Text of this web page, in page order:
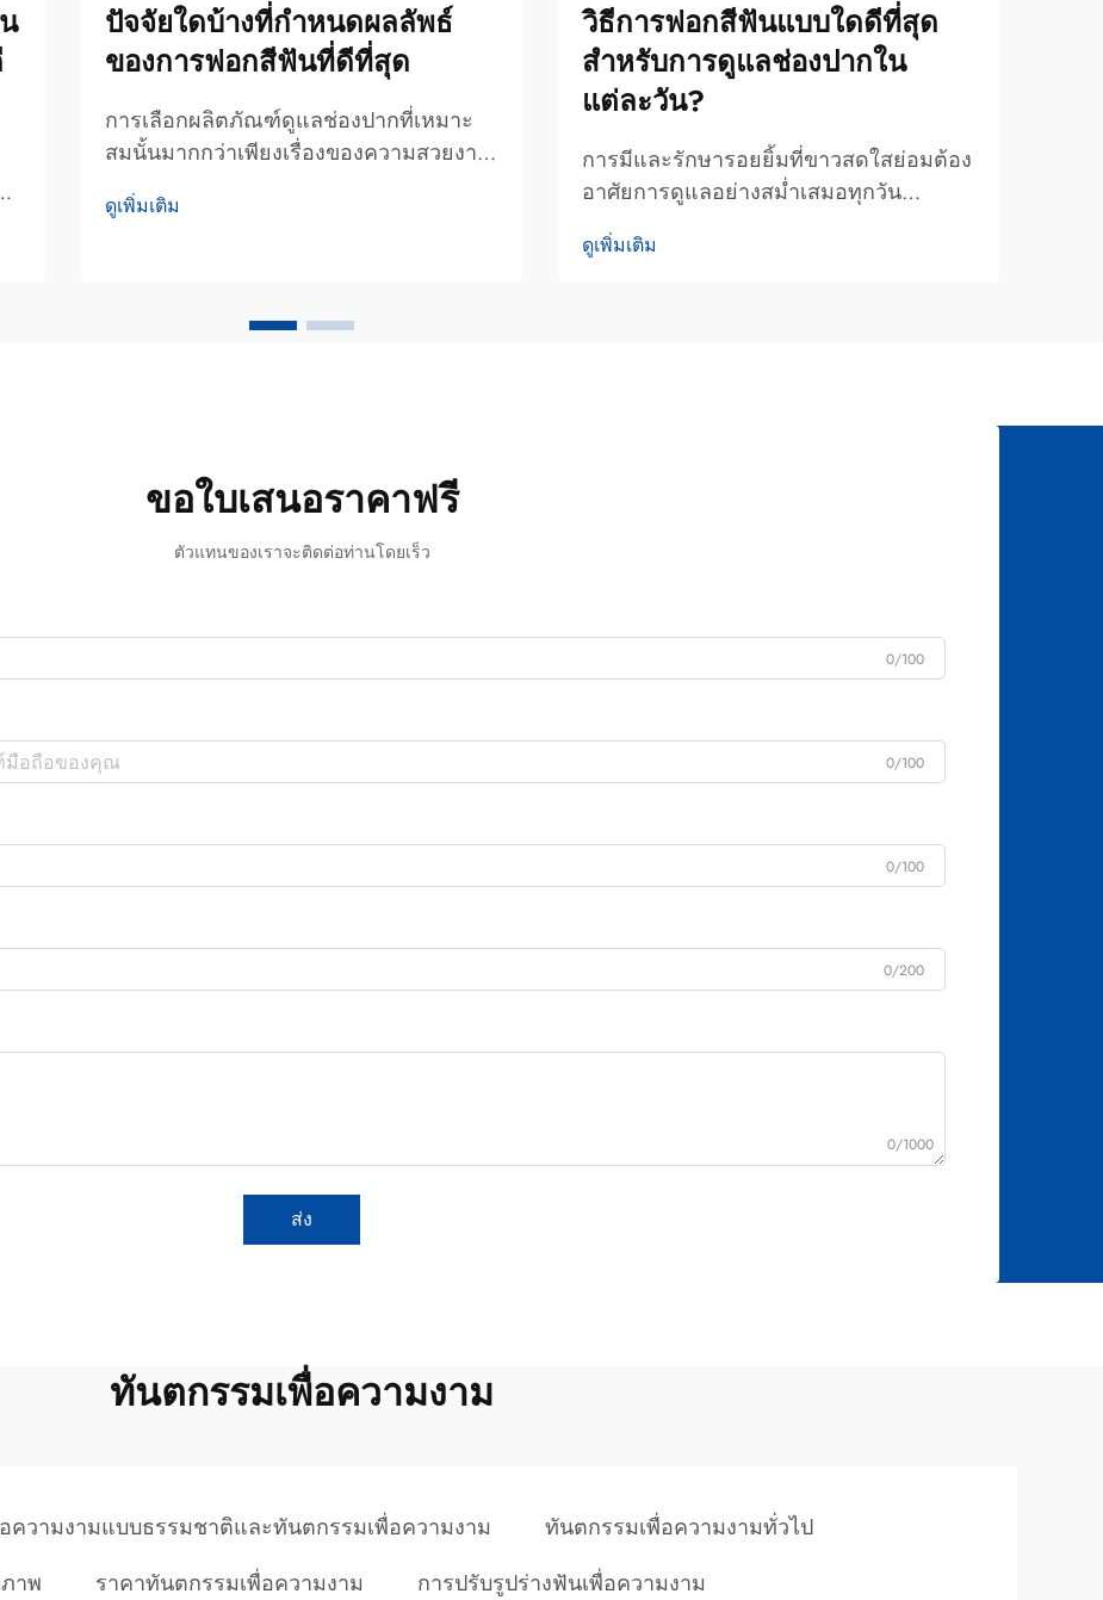
ปัจจัยใดบ้างที่กำหนดผลลัพธ์
ของการฟอกสีฟันที่ดีที่สุด
การเลือกผลิตภัณฑ์ดูแลช่องปากที่เหมาะ
สมนั้นมากกว่าเพียงเรื่องของความสวยงาม
เท่านั้น แต่ยังเป็นการลงทุนเพื่อสุขภาพฟัน
ในระยะยาวอีกด้วย สำหรับหลายคน การ
สามารถสมดุลระหว่างประสิทธิภาพในการ
ดูเพิ่มเติม
วิธีการฟอกสีฟันแบบใดดีที่สุด
สำหรับการดูแลช่องปากใน
แต่ละวัน?
การมีและรักษารอยยิ้มที่ขาวสดใสย่อมต้อง
อาศัยการดูแลอย่างสม่ำเสมอทุกวัน
มากกว่าการพึ่งพาการรักษาโดยผู้
เชี่ยวชาญเป็นระยะๆ เพียงอย่างเดียว วิธี
ดูเพิ่มเติม
ขอใบเสนอราคาฟรี
ตัวแทนของเราจะติดต่อท่านโดยเร็ว
0/100
0/100
0/100
0/200
0/1000
ส่ง
ทันตกรรมเพื่อความงาม
ความงามแบบธรรมชาติและทันตกรรมเพื่อความงาม
ทันตกรรมเพื่อความงามทั่วไป
าพ
ราคาทันตกรรมเพื่อความงาม การปรับรูปร่างฟันเพื่อความงาม